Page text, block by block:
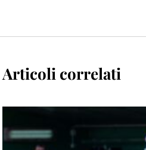
Articoli correlati